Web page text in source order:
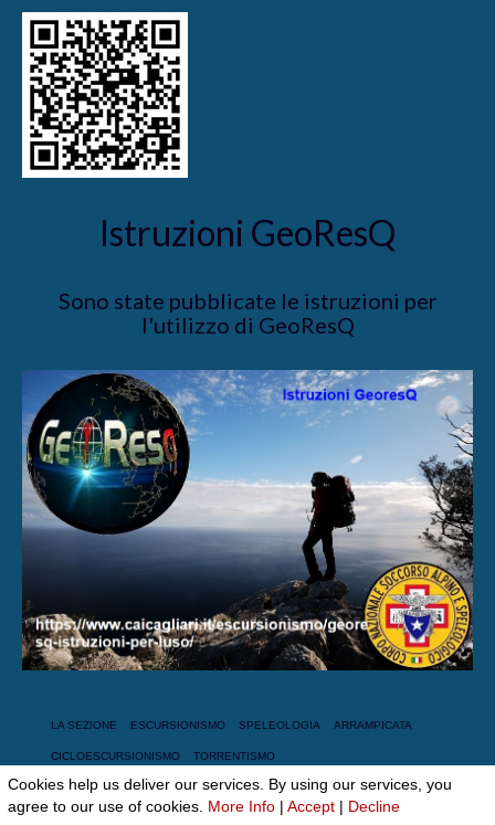
Istruzioni GeoResQ
Sono state pubblicate le istruzioni per
l'utilizzo di GeoResQ
LA SEZIONE ESCURSIONISMO SPELEOLOGIA ARRAMPICATA
CICLOESCURSIONISMO TORRENTISMO
© 2026 Club Alpino Italiano
Cookies help us deliver our services. By using our services, you
agree to our use of cookies. More Info | Accept | Decline